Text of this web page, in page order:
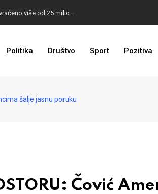
Politika Društvo Sport Pozitiva
šalje jasnu poruku
Čović